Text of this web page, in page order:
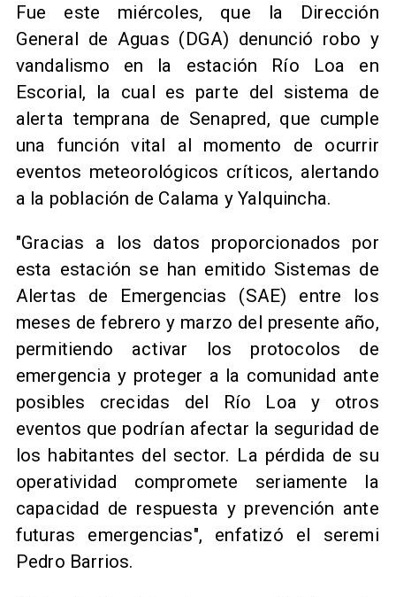
Fue este miércoles, que la Dirección
General de Aguas (DGA) denunció robo y
vandalismo en la estación Río Loa en
Escorial, la cual es parte del sistema de
alerta temprana de Senapred, que cumple
una función vital al momento de ocurrir
eventos meteorológicos críticos, alertando
a la población de Calama y Yalquincha.
"Gracias a los datos proporcionados por
esta estación se han emitido Sistemas de
Alertas de Emergencias (SAE) entre los
meses de febrero y marzo del presente año,
permitiendo activar los protocolos de
emergencia y proteger a la comunidad ante
posibles crecidas del Río Loa y otros
eventos que podrían afectar la seguridad de
los habitantes del sector. La pérdida de su
operatividad compromete seriamente la
capacidad de respuesta y prevención ante
futuras emergencias", enfatizó el seremi
Pedro Barrios.